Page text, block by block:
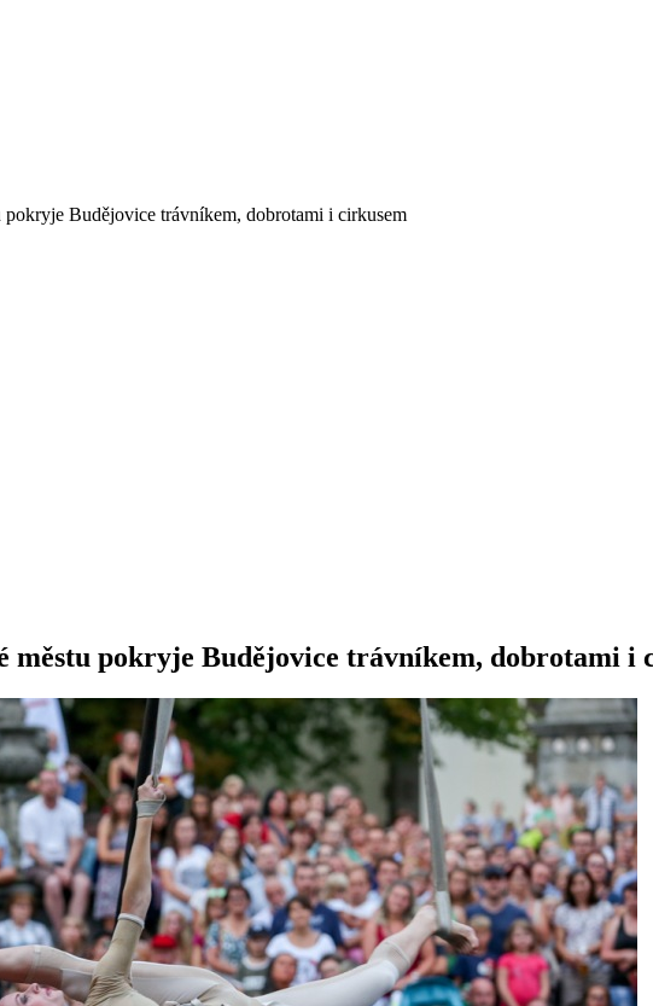
Budějovice trávníkem, dobrotami i cirkusem
městu pokryje Budějovice trávníkem, dobrotami i